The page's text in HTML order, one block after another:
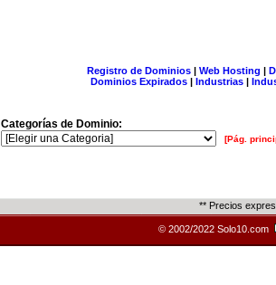
Registro de Dominios| Web Hosting |
Dominios Expirados | Industrias |
Categorías de Dominio:
[Pág.
** Precios
© 2002/2022 Solo10.com